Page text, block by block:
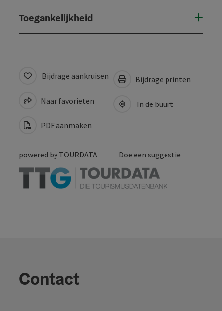
Toegankelijkheid
Bijdrage aankruisen
Naar favorieten
PDF aanmaken
Bijdrage printen
In de buurt
powered by TOURDATA Doe een suggestie
Contact